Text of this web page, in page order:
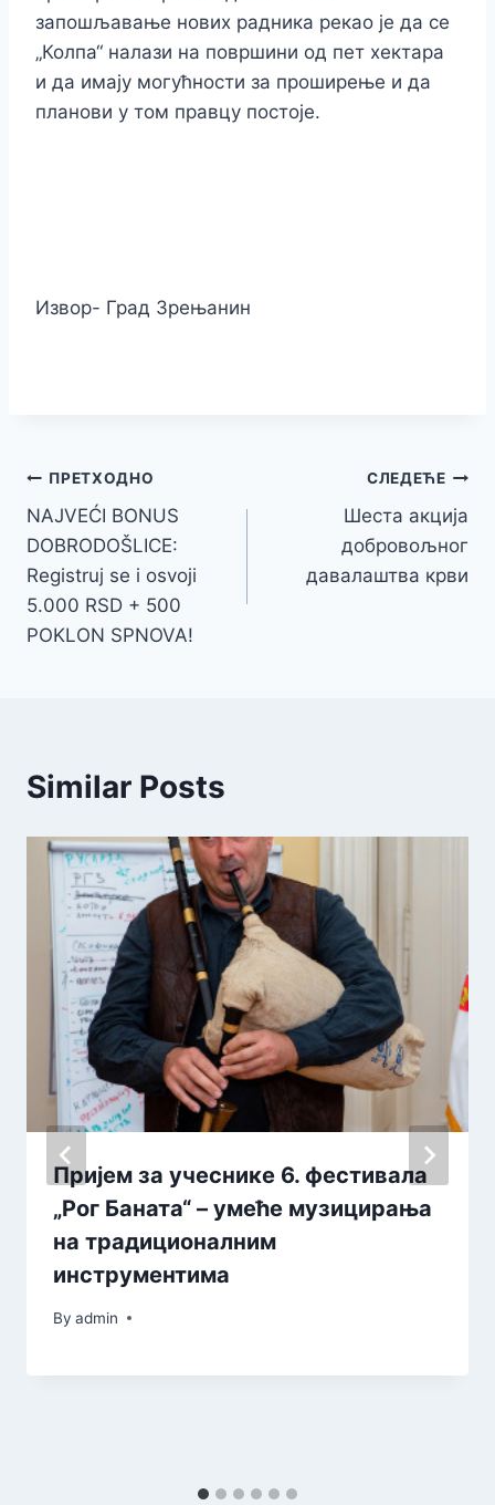
запошљавање нових радника рекао је да се
„Колпа“ налази на површини од пет хектара
и да имају могућности за проширење и да
планови у том правцу постоје.
Извор- Град Зрењанин
Кретање
чланка
ПРЕТХОДНО
NAJVEĆI BONUS
DOBRODOŠLICE:
Registruj se i osvoji
5.000 RSD + 500
POKLON SPNOVA!
СЛЕДЕЋЕ
Шеста акција
добровољног
давалаштва крви
Similar Posts
Пријем за учеснике 6. фестивала
„Рог Баната“ – умеће музицирања
на традиционалним
инструментима
By admin